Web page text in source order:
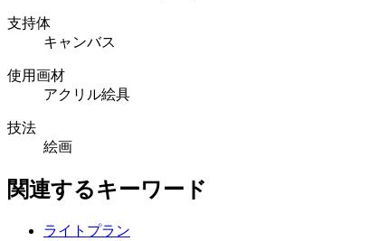
支持体
キャンバス
使用画材
アクリル絵具
技法
絵画
関連するキーワード
ライトプラン